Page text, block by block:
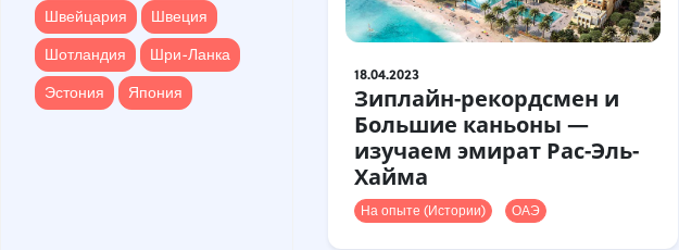
Эстония
Япония
Швейцария
Швеция
Шотландия
Шри-Ланка
Эстония
Япония
18.04.2023
Зиплайн-рекордсмен и
Большие каньоны —
изучаем эмират Рас-Эль-
Хайма
На опыте (Истории) ОАЭ